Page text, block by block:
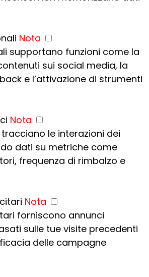
Nota
supportano funzioni come la
sui social media, la
e l’attivazione di strumenti
Nota
le interazioni dei
dati su metriche come
frequenza di rimbalzo e
Nota
forniscono annunci
sulle tue visite precedenti
delle campagne